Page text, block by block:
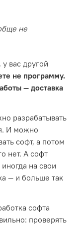
не
вас другой
не программу.
— доставка
разрабатывать
И можно
софт, а потом
нет. А софт
на свои
— и больше так
софта
проверять